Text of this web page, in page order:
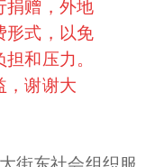
捐赠，外地
形式，以免
和压力。
，谢谢大